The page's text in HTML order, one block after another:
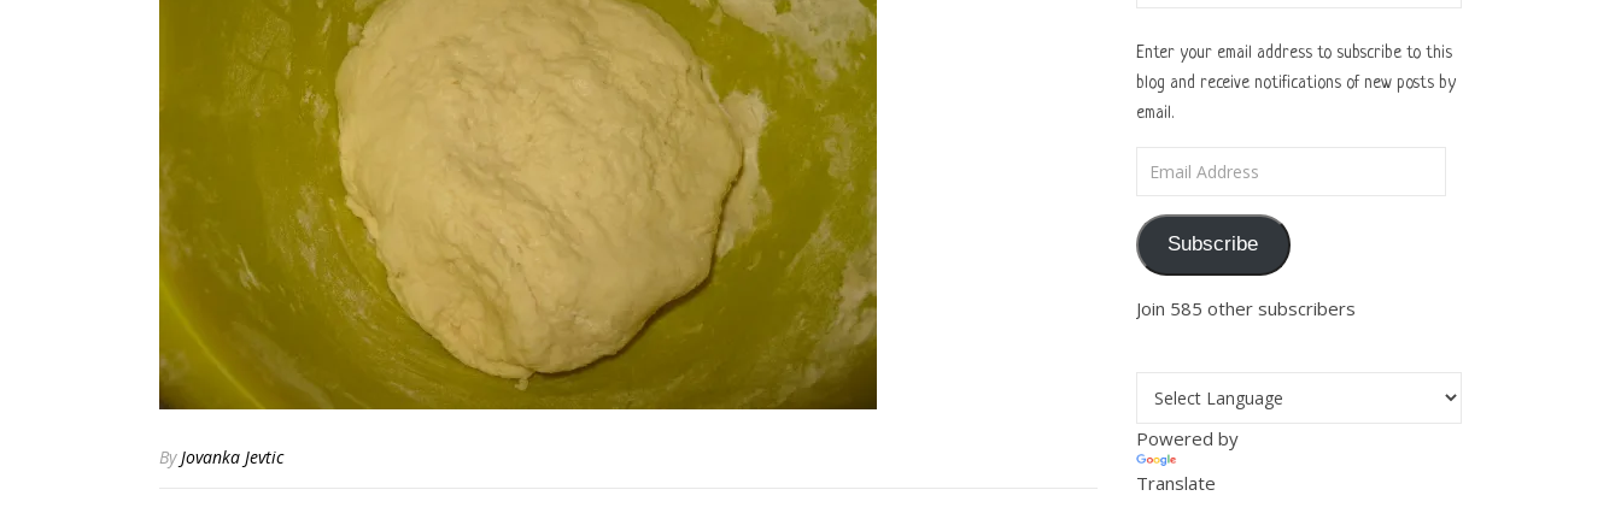
ByJovanka Jevtic
Enter your email address to subscribe to this
blog and receive notifications of new posts by
email.
Subscribe
Join 585 other subscribers
Powered by
Translate